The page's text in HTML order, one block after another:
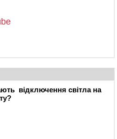
відключення світла на